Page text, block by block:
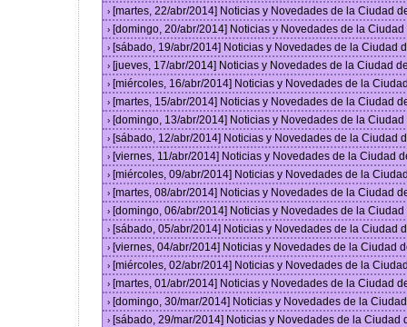
› [martes, 22/abr/2014] Noticias y Novedades de la Ciudad
› [domingo, 20/abr/2014] Noticias y Novedades de la
› [sábado, 19/abr/2014] Noticias y Novedades de la Ciudad
› [jueves, 17/abr/2014] Noticias y Novedades de la Ciudad
› [miércoles, 16/abr/2014] Noticias y Novedades de la
› [martes, 15/abr/2014] Noticias y Novedades de la Ciudad
› [domingo, 13/abr/2014] Noticias y Novedades de la
› [sábado, 12/abr/2014] Noticias y Novedades de la Ciudad
› [viernes, 11/abr/2014] Noticias y Novedades de la Ciudad
› [miércoles, 09/abr/2014] Noticias y Novedades de la
› [martes, 08/abr/2014] Noticias y Novedades de la Ciudad
› [domingo, 06/abr/2014] Noticias y Novedades de la
› [sábado, 05/abr/2014] Noticias y Novedades de la Ciudad
› [viernes, 04/abr/2014] Noticias y Novedades de la Ciudad
› [miércoles, 02/abr/2014] Noticias y Novedades de la
› [martes, 01/abr/2014] Noticias y Novedades de la Ciudad
› [domingo, 30/mar/2014] Noticias y Novedades de la
› [sábado, 29/mar/2014] Noticias y Novedades de la Ciudad